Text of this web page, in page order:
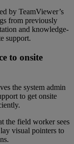
by TeamViewer’s
from previously
and knowledge-
support.
to onsite
the system admin
to get onsite
the field worker sees
visual pointers to